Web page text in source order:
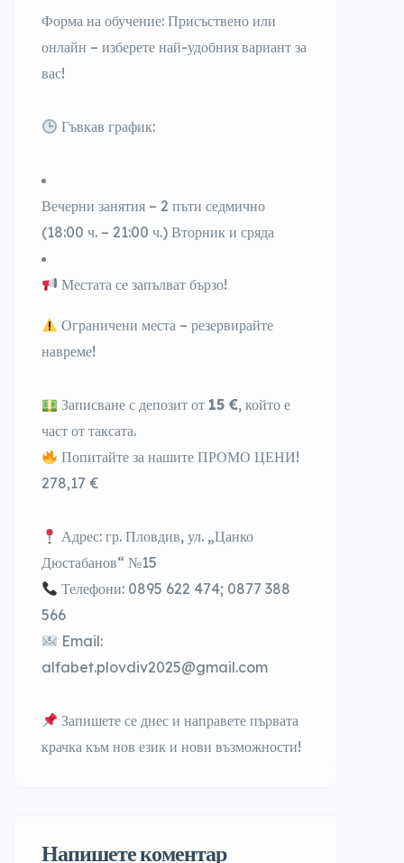
Форма на обучение: Присъствено или
онлайн – изберете най-удобния вариант за
вас!
Гъвкав график:
Вечерни занятия – 2 пъти седмично
(18:00 ч. – 21:00 ч.) Вторник и сряда
Местата се запълват бързо!
Ограничени места – резервирайте
навреме!
Записване с депозит от 15€, който е
част от таксата.
Попитайте за нашите ПРОМО ЦЕНИ!
278,17 €
Адрес: гр. Пловдив, ул. „Цанко
Дюстабанов“ №15
Телефони: 0895 622 474; 0877 388
566
Email:
alfabet.plovdiv2025@gmail.com
Запишете се днес и направете първата
крачка към нов език и нови възможности!
Напишете коментар